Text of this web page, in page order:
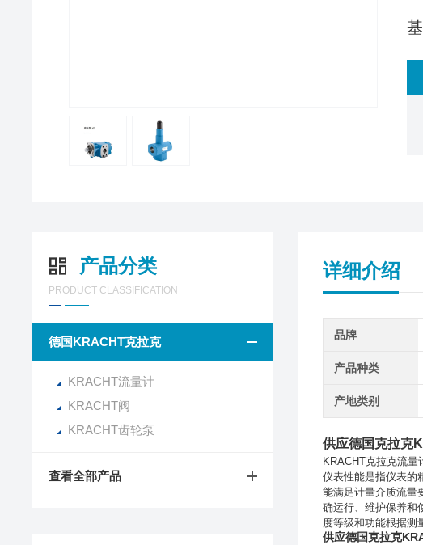
产品分类
PRODUCT CLASSIFICATION
德国KRACHT克拉克
KRACHT流量计
KRACHT阀
KRACHT齿轮泵
查看全部产品
详细介绍
品牌
产品种类
产地类别
供应德国克拉克
KRACHT克拉克流量
仪表性能是指仪表的
能满足计量介质流量
确运行、维护保养和
度等级和功能根据测
供应德国克拉克